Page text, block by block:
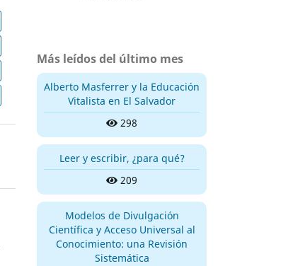
Más leídos del último mes
Alberto Masferrer y la Educación
Vitalista en El Salvador
298
Leer y escribir, ¿para qué?
209
Modelos de Divulgación
Científica y Acceso Universal al
Conocimiento: una Revisión
Sistemática